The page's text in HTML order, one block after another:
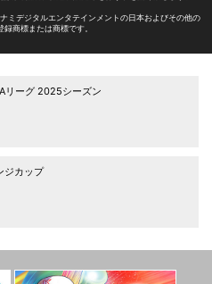
ミデジタルエンタテインメントの日本およびその他の
商標または商標です。
リーグ 2025シーズン
ジカップ